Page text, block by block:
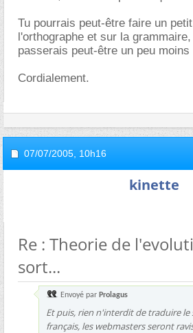
Tu pourrais peut-être faire un
l'orthographe et sur la
passerais peut-être un peu
Cordialement.
07/07/2005, 10h16
kinette
Re : Theorie de
sort...
Envoyé par Prolagus
Et puis, rien n'interdit de traduire le
français, les webmasters seront